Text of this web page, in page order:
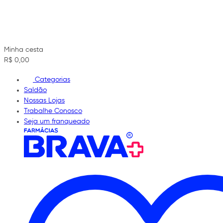
Minha cesta
R$ 0,00
Categorias
Saldão
Nossas Lojas
Trabalhe Conosco
Seja um franqueado